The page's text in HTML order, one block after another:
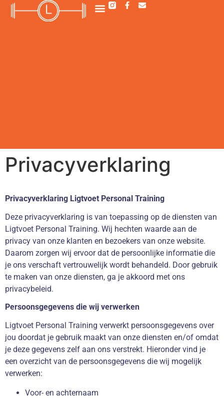
Privacyverklaring
Privacyverklaring Ligtvoet Personal Training
Deze privacyverklaring is van toepassing op de diensten van
Ligtvoet Personal Training. Wij hechten waarde aan de
privacy van onze klanten en bezoekers van onze website.
Daarom zorgen wij ervoor dat de persoonlijke informatie die
je ons verschaft vertrouwelijk wordt behandeld. Door gebruik
te maken van onze diensten, ga je akkoord met ons
privacybeleid.
Persoonsgegevens die wij verwerken
Ligtvoet Personal Training verwerkt persoonsgegevens over
jou doordat je gebruik maakt van onze diensten en/of omdat
je deze gegevens zelf aan ons verstrekt. Hieronder vind je
een overzicht van de persoonsgegevens die wij mogelijk
verwerken:
Voor- en achternaam